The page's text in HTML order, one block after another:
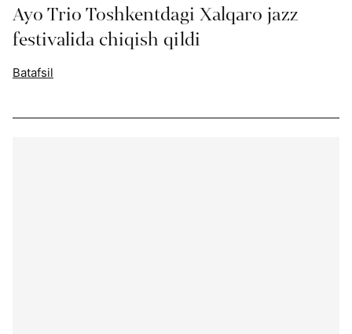
Ayo Trio Toshkentdagi Xalqaro jazz
festivalida chiqish qildi
Batafsil